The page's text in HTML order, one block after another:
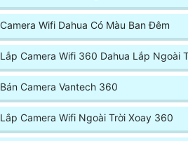
Camera Wifi Dahua Có Màu Ban Đêm
Lắp Camera Wifi 360 Dahua Lắp Ngoài
Bán Camera Vantech 360
Lắp Camera Wifi Ngoài Trời Xoay 360